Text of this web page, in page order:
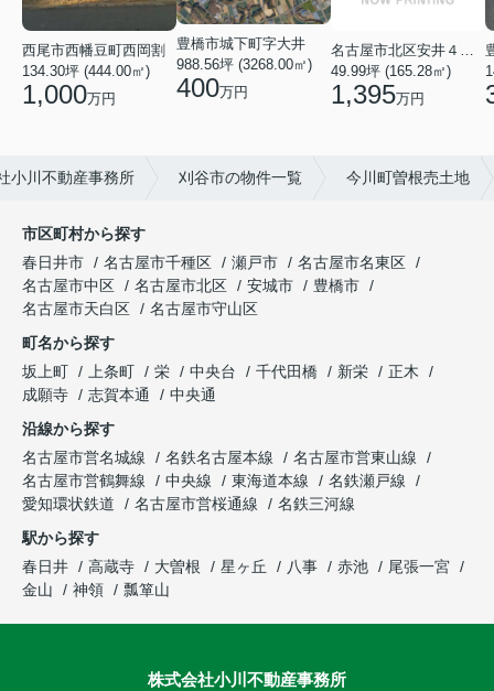
西尾市西幡豆町西岡割
134.30坪 (444.00㎡)
1,000万円
豊橋市城下町字大井
988.56坪 (3268.00㎡)
400万円
名古屋市北区安井４丁目
49.99坪 (165.28㎡)
1,395万円
小川不動産事務所 刈谷市の物件一覧 今川町曽根売土地
市区町村から探す
春日井市
名古屋市千種区 瀬戸市
名古屋市名東区
名古屋市中区
名古屋市北区 安城市
豊橋市
名古屋市天白区
名古屋市守山区
町名から探す
坂上町
上条町 栄 中央台 千代田橋 新栄
正木
成願寺
志賀本通
中央通
沿線から探す
名古屋市営名城線
名鉄名古屋本線
名古屋市営東山線
名古屋市営鶴舞線
中央線 東海道本線
名鉄瀬戸線
愛知環状鉄道
名古屋市営桜通線
名鉄三河線
駅から探す
春日井
高蔵寺 大曽根 星ヶ丘 八事 赤池
尾張一宮
金山
神領 瓢箪山
株式会社小川不動産事務所